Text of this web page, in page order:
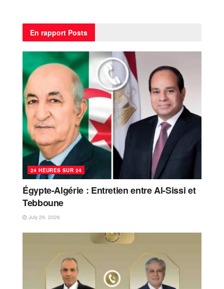
En rapport Posts
24 HEURES SUR 24
Égypte-Algérie : Entretien entre Al-Sissi et
Tebboune
July 29, 2026